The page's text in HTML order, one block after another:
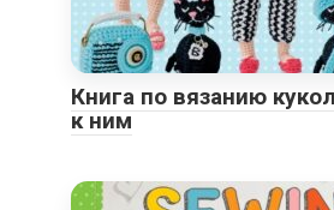
Книга по вязанию
к ним